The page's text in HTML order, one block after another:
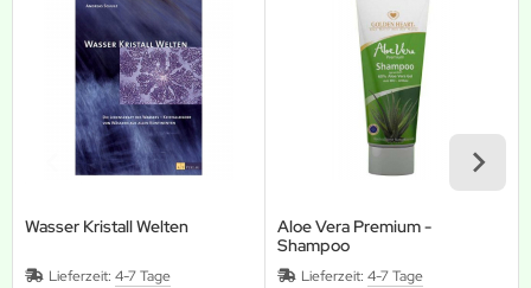
Wasser Kristall Welten
Lieferzeit: 4-7 Tage
Aloe Vera Premium -
Shampoo
Lieferzeit: 4-7 Tage